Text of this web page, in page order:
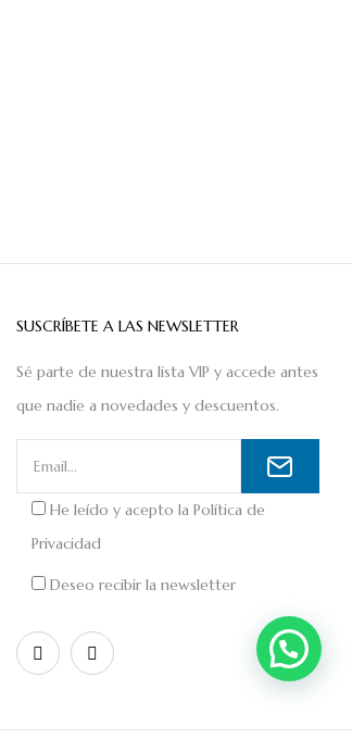
SUSCRÍBETE A LAS NEWSLETTER
Sé parte de nuestra lista VIP y accede antes
que nadie a novedades y descuentos.
He leído y acepto la Política de
Privacidad
Deseo recibir la newsletter